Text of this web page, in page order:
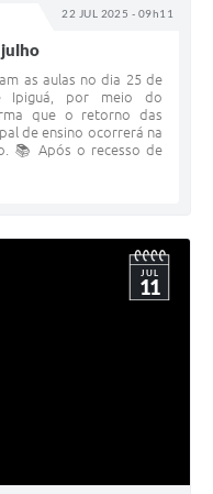
22 JUL 2025 - 09h11
julho
as aulas no dia 25 de
Ipiguá, por meio do
que o retorno das
de ensino ocorrerá na
📚 Após o recesso de
JUL
11